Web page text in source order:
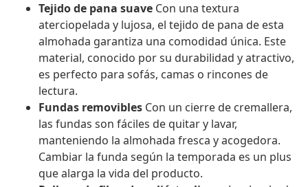
Tejido de pana suave Con una textura
aterciopelada y lujosa, el tejido de pana de esta
almohada garantiza una comodidad única. Este
material, conocido por su durabilidad y atractivo,
es perfecto para sofás, camas o rincones de
lectura.
Fundas removibles Con un cierre de cremallera,
las fundas son fáciles de quitar y lavar,
manteniendo la almohada fresca y acogedora.
Cambiar la funda según la temporada es un plus
que alarga la vida del producto.